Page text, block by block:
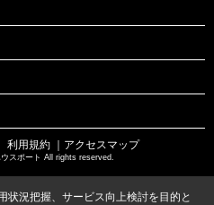
｜ 利用規約 ｜アクセスマップ
スポート All rights reserved.
状況把握、サービス向上検討を目的と